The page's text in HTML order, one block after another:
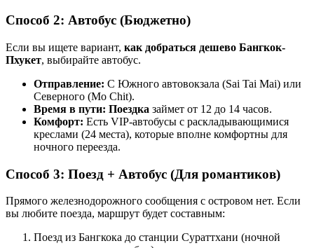
Способ 2: Автобус (Бюджетно)
Если вы ищете вариант, как добраться дешево Бангкок-
Пхукет, выбирайте автобус.
Отправление: С Южного автовокзала (Sai Tai Mai) или
Северного (Mo Chit).
Время в пути: Поездка займет от 12 до 14 часов.
Комфорт: Есть VIP-автобусы с раскладывающимися
креслами (24 места), которые вполне комфортны для
ночного переезда.
Способ 3: Поезд + Автобус (Для романтиков)
Прямого железнодорожного сообщения с островом нет. Если
вы любите поезда, маршрут будет составным:
Поезд из Бангкока до станции Сураттхани (ночной